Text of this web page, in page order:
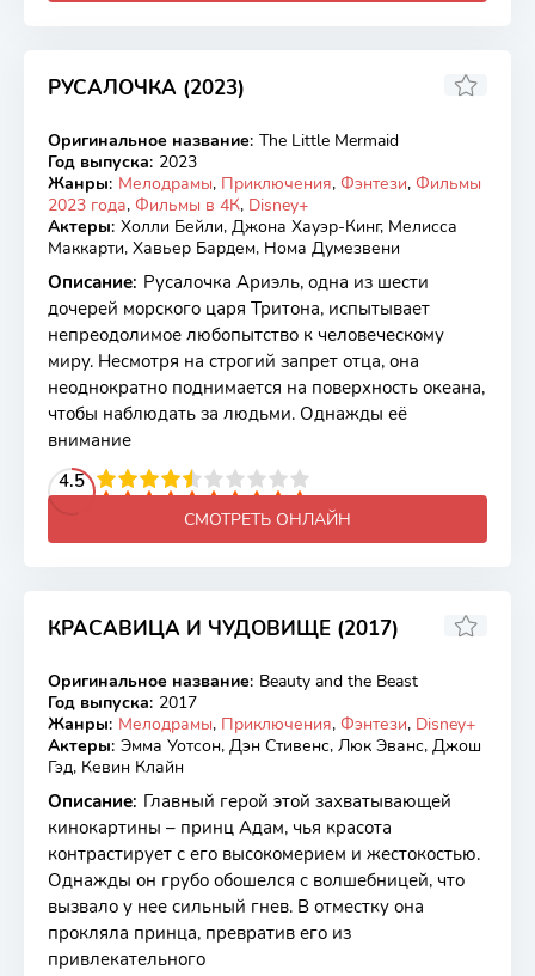
РУСАЛОЧКА (2023)
WEB-DL
5.57
Оригинальное название: The Little Mermaid
Год выпуска: 2023
Жанры: Мелодрамы, Приключения, Фэнтези, Фильмы
2023 года, Фильмы в 4К, Disney+
Актеры: Холли Бейли, Джона Хауэр-Кинг, Мелисса
Маккарти, Хавьер Бардем, Нома Думезвени
Описание: Русалочка Ариэль, одна из шести
дочерей морского царя Тритона, испытывает
непреодолимое любопытство к человеческому
миру. Несмотря на строгий запрет отца, она
неоднократно поднимается на поверхность океана,
чтобы наблюдать за людьми. Однажды её
внимание
4.5
4 5 6 7 8 9 10
СМОТРЕТЬ ОНЛАЙН
КРАСАВИЦА И ЧУДОВИЩЕ (2017)
BDRip
6.77 7.1
Оригинальное название: Beauty and the Beast
Год выпуска: 2017
Жанры: Мелодрамы, Приключения, Фэнтези, Disney+
Актеры: Эмма Уотсон, Дэн Стивенс, Люк Эванс, Джош
Гэд, Кевин Клайн
Описание: Главный герой этой захватывающей
кинокартины – принц Адам, чья красота
контрастирует с его высокомерием и жестокостью.
Однажды он грубо обошелся с волшебницей, что
вызвало у нее сильный гнев. В отместку она
прокляла принца, превратив его из
привлекательного